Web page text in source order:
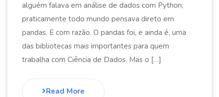
alguém falava em análise de dados com Python,
praticamente todo mundo pensava direto em
pandas. E com razão. O pandas foi, e ainda é, uma
das bibliotecas mais importantes para quem
trabalha com Ciência de Dados. Mas o […]
Read More